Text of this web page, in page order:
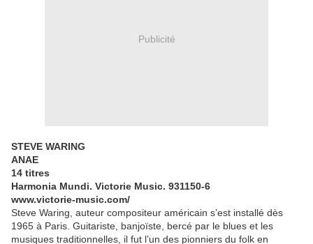
Publicité
STEVE WARING
ANAE
14 titres
Harmonia Mundi. Victorie Music. 931150-6
www.victorie-music.com/
Steve Waring, auteur compositeur américain s’est installé dès
1965 à Paris. Guitariste, banjoïste, bercé par le blues et les
musiques traditionnelles, il fut l’un des pionniers du folk en